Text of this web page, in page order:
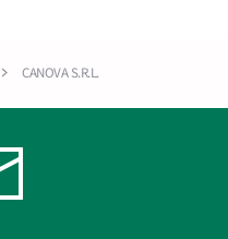
CANOVA S.R.L.